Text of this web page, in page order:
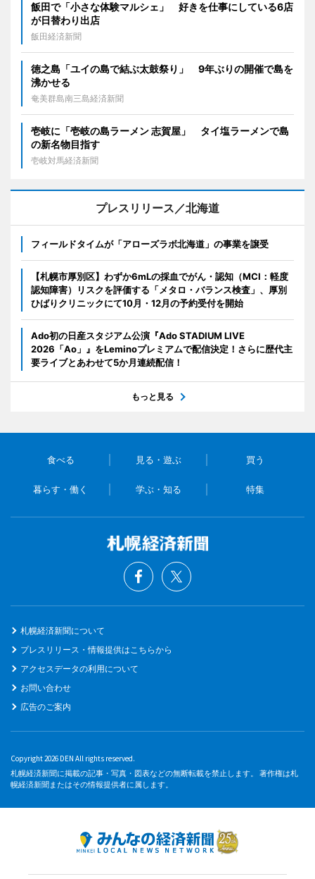
飯田で「小さな体験マルシェ」 好きを仕事にしている6店
が日替わり出店
飯田経済新聞
徳之島「ユイの島で結ぶ太鼓祭り」 9年ぶりの開催で島を
沸かせる
奄美群島南三島経済新聞
壱岐に「壱岐の島ラーメン 志賀屋」 タイ塩ラーメンで島
の新名物目指す
壱岐対馬経済新聞
プレスリリース／北海道
フィールドタイムが「アローズラボ北海道」の事業を譲受
【札幌市厚別区】わずか6mLの採血でがん・認知（MCI：軽度
認知障害）リスクを評価する「メタロ・バランス検査」、厚別
ひばりクリニックにて10月・12月の予約受付を開始
Ado初の日産スタジアム公演『Ado STADIUM LIVE
2026「Ao」』をLeminoプレミアムで配信決定！さらに歴代主
要ライブとあわせて5か月連続配信！
もっと見る
食べる 見る・遊ぶ 買う
暮らす・働く 学ぶ・知る 特集
札幌経済新聞について
プレスリリース・情報提供はこちらから
アクセスデータの利用について
お問い合わせ
広告のご案内
Copyright 2026 DEN All rights reserved.
札幌経済新聞に掲載の記事・写真・図表などの無断転載を禁止します。 著作権は札
幌経済新聞またはその情報提供者に属します。